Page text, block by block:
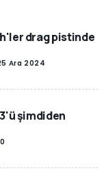
drag pistinde
Ara 2024
şimdiden